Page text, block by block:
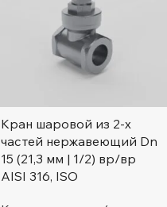
Кран шаровой из 2-х
частей нержавеющий Dn
15 (21,3 мм | 1/2) вр/вр
AISI 316, ISO